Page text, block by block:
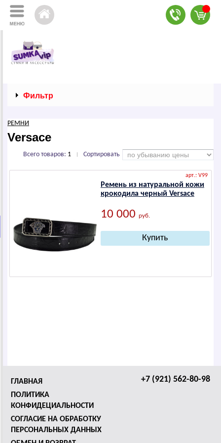
Фильтр
РЕМНИ
Versace
Всего товаров: 1 Сортировать
арт.: V99
Ремень из натуральной кожи
крокодила черный Versace
10 000 руб.
+7 (921) 562-80-98
ГЛАВНАЯ
ПОЛИТИКА
КОНФИДЕЦИАЛЬНОСТИ
СОГЛАСИЕ НА ОБРАБОТКУ
ПЕРСОНАЛЬНЫХ ДАННЫХ